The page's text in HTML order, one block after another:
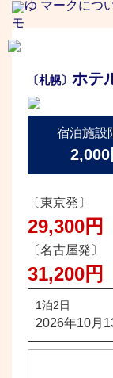
ゆ マークにつ
〔札幌〕 ホテ
宿泊施設
2,000
〔東京発〕
29,300円
〔名古屋発〕
31,200円
1泊2日
2026年10月